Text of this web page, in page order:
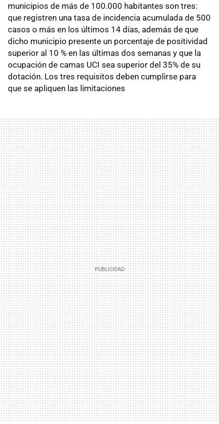
municipios de más de 100.000 habitantes son tres:
que registren una tasa de incidencia acumulada de 500
casos o más en los últimos 14 días, además de que
dicho municipio presente un porcentaje de positividad
superior al 10 % en las últimas dos semanas y que la
ocupación de camas UCI sea superior del 35% de su
dotación. Los tres requisitos deben cumplirse para
que se apliquen las limitaciones